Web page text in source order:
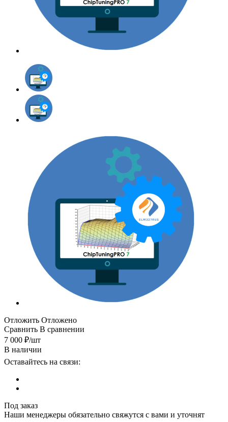
Отложить Отложено
Сравнить В сравнении
7 000 ₽/шт
В наличии
Оставайтесь на связи:
Под заказ
Наши менеджеры обязательно свяжутся с вами и уточнят